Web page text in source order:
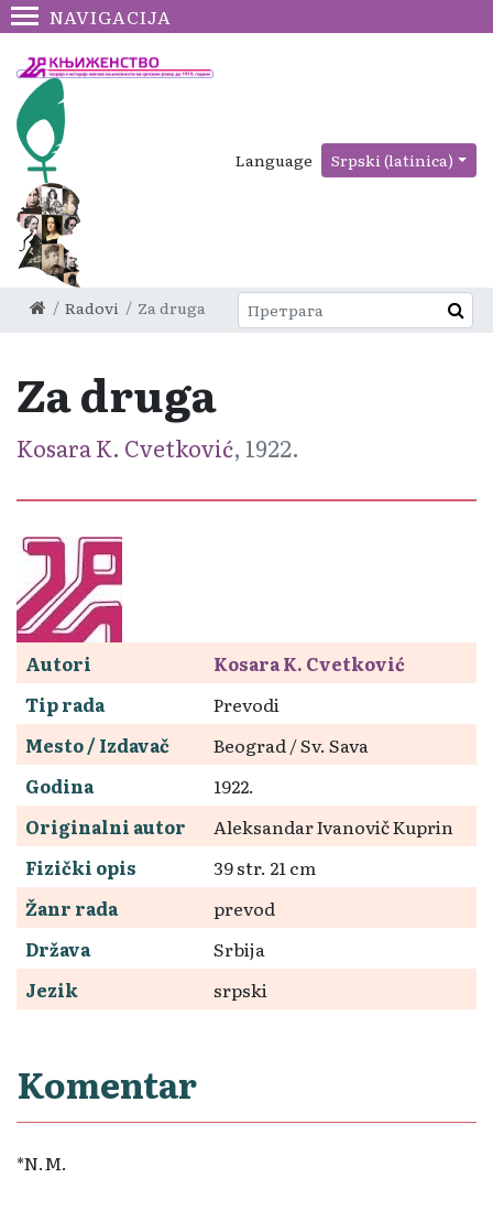
NAVIGACIJA
Language Srpski (latinica)
Radovi Za druga
Za druga
Kosara K. Cvetković, 1922.
Autori
Kosara K. Cvetković
Tip rada
Prevodi
Mesto / Izdavač
Beograd / Sv. Sava
Godina
1922.
Originalni autor
Aleksandar Ivanovič Kuprin
Fizički opis
39 str. 21 cm
Žanr rada
prevod
Država
Srbija
Jezik
srpski
Komentar
*N.M.